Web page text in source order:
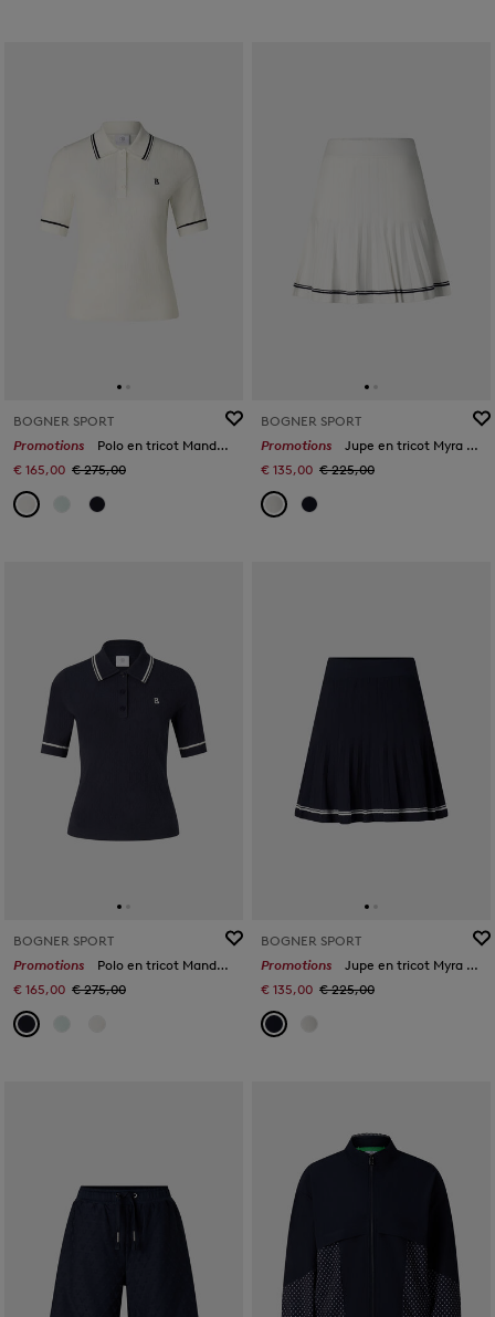
BOGNER SPORT
Promotions
Polo en tricot Mandy Blanc cassé
€ 165,00 € 275,00
BOGNER SPORT
Promotions
Jupe en tricot Myra Blanc
€ 135,00 € 225,00
BOGNER SPORT
Promotions
Polo en tricot Mandy Bleu marine
€ 165,00 € 275,00
BOGNER SPORT
Promotions
Jupe en tricot Myra Bleu marine
€ 135,00 € 225,00